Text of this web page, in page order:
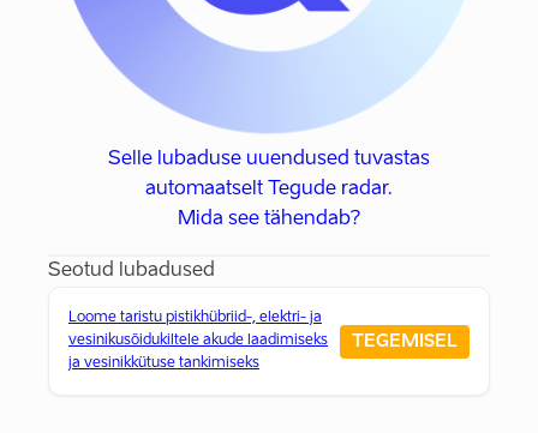
Selle lubaduse uuendused tuvastas
automaatselt Tegude radar.
Mida see tähendab?
Seotud lubadused
Loome taristu pistikhübriid-, elektri- ja
vesinikusõidukiltele akude laadimiseks
ja vesinikkütuse tankimiseks
TEGEMISEL